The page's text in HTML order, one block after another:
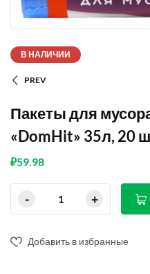
В НАЛИЧИИ
PREV
Пакеты для
«DomHit» 35л, 20
₽59.98
Добавить в избранные